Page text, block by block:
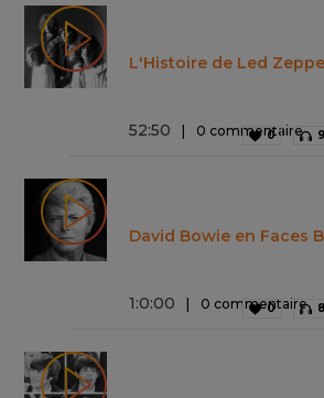
L'Histoire de Led
52:50 0 commentaire
0
David Bowie en Faces
1:0:00 0 commentaire
0